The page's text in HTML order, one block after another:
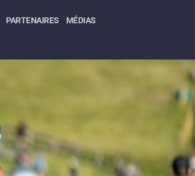
PARTENAIRES MÉDIAS